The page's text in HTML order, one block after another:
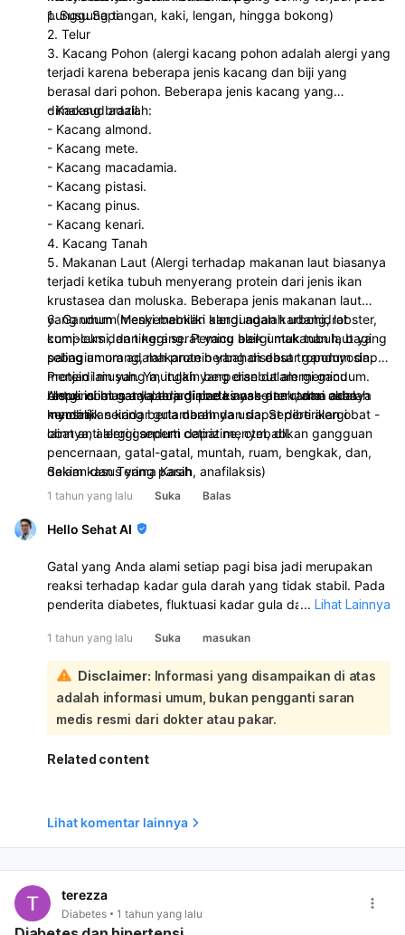
punggung tangan, kaki, lengan, hingga bokong)
1. Susu Sapi
2. Telur
3. Kacang Pohon (alergi kacang pohon adalah alergi yang
terjadi karena beberapa jenis kacang dan biji yang
berasal dari pohon. Beberapa jenis kacang yang
dimaksud adalah:
- Kacang brazil.
- Kacang almond.
- Kacang mete.
- Kacang macadamia.
- Kacang pistasi.
- Kacang pinus.
- Kacang kenari.
4. Kacang Tanah
5. Makanan Laut (Alergi terhadap makanan laut biasanya
terjadi ketika tubuh menyerang protein dari jenis ikan
krustasea dan moluska. Beberapa jenis makanan laut
yang umum menyebabkan alergi adalah udang, lobster,
cumi-cumi, dan kerang. Pemicu alergi makanan laut yang
paling umum adalah protein yang disebut tropomyosin.
Protein lain yang mungkin berperan dalam memicu
respons imun adalah arginine kinase dan rantai cahaya
myosin)
6. Gandum (Meski memiliki kandungan karbohidrat
kompleks dan tinggi serat yang baik untuk tubuh, bagi
sebagian orang, makanan berbahan dasar gandum dapat
menjadi musuh. Ya, itulah yang disebut alergi gandum.
Alergi ini biasanya terjadi pada anak-anak, dan akan
membaik seiring bertambahnya usia. Seperti alergi
lainnya, alergi gandum dapat menyebabkan gangguan
pencernaan, gatal-gatal, muntah, ruam, bengkak, dan,
dalam kasus yang parah, anafilaksis)
Untuk obat gatal pada diabetes yang terutama adalah
kendalikan kadar gula darah dan dapat diberikan obat -
obat anti alergi seperti cetirizine, ctm, dll.
Sekian dan Terima Kasih
1 tahun yang lalu Suka Balas
Hello Sehat AI
Gatal yang Anda alami setiap pagi bisa jadi merupakan
reaksi terhadap kadar gula darah yang tidak stabil. Pada
penderita diabetes, fluktuasi kadar gula darah dapat
gula darah yang tinggi dapat menyebabkan dehidrasi,
yang pada gilirannya dapat mengakibatkan kulit kering
dan gatal:
Selain itu, kondisi kulit seperti biduran juga bisa dipicu
oleh faktor lain, seperti alergi atau iritasi. Namun, penting
untuk dicatat bahwa gejala ini tidak selalu langsung
berkaitan dengan diabetes. Anda sebaiknya
pastikan Anda menjaga kadar gula darah tetap terkontrol
dengan mengikuti terapi yang telah diresepkan, yaitu
metformin, serta menerapkan pola makan sehat dan rutin
berolahraga. Jika gatal terus berlanjut atau semakin
parah, segera hubungi dokter untuk evaluasi lebih lanjut.
... Lihat Lainnya
1 tahun yang lalu Suka masukan
Disclaimer: Informasi yang disampaikan di atas
adalah informasi umum, bukan pengganti saran
medis resmi dari dokter atau pakar.
Related content
Lihat komentar lainnya
terezza
Diabetes 1 tahun yang lalu